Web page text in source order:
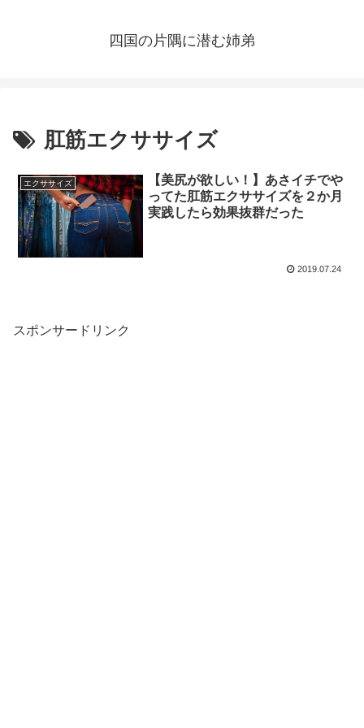
四国の片隅に潜む姉弟
肛筋エクササイズ
エクササイズ
【美尻が欲しい！】あさイチでや
ってた肛筋エクササイズを２か月
実践したら効果抜群だった
2019.07.24
スポンサードリンク